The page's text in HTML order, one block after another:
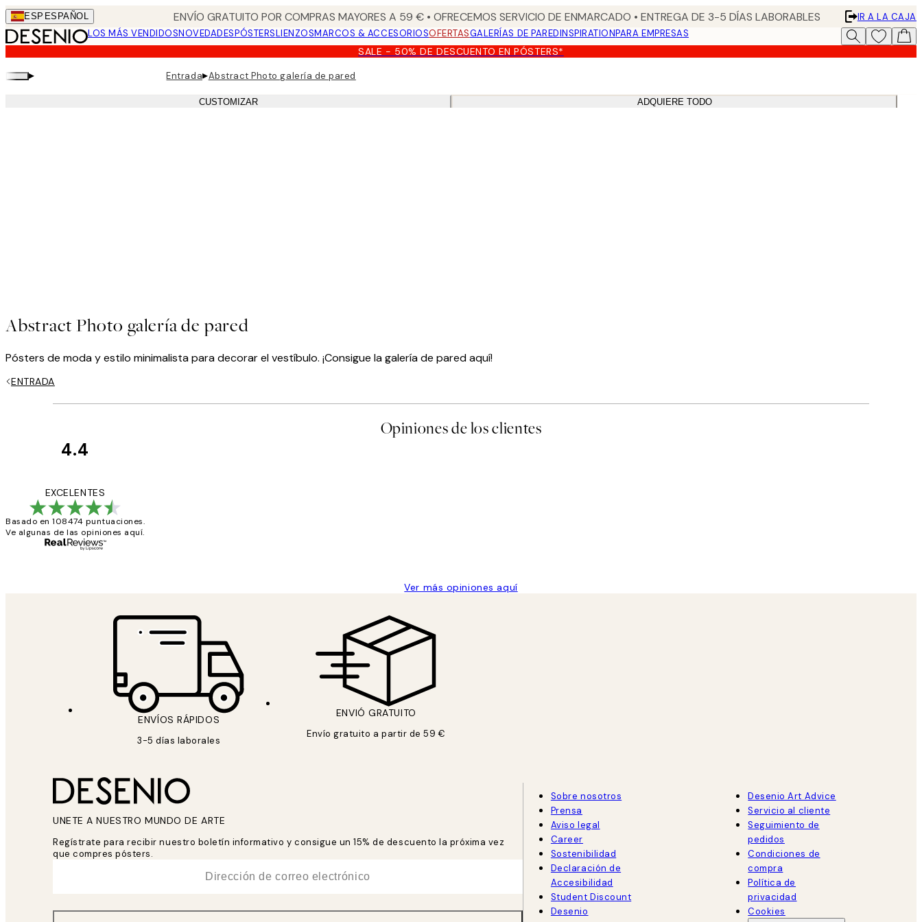
Skip
to
main
content.
ESP ESPAÑOL ENVÍO GRATUITO POR COMPRAS MAYORES A 59 € • OFRECEMOS SERVICIO DE ENMARCADO • ENTREGA DE 3-5 DÍAS LABORABLES
IR A LA CAJA
LOS MÁS VENDIDOSNOVEDADESPÓSTERSLIENZOSMARCOS & ACCESORIOSOFERTASGALERÍAS DE PAREDINSPIRATIONPARA EMPRESAS
SALE - 50% DE DESCUENTO EN PÓSTERS*
▸ Entrada▸Abstract Photo galería de pared
CUSTOMIZAR ADQUIERE TODO
Abstract Photo galería de pared
Pósters de moda y estilo minimalista para decorar el vestíbulo. ¡Consigue la galería de pared aquí!
ENTRADA
Opiniones de los clientes
4.4
EXCELENTES
Basado en 108474 puntuaciones.
Ve algunas de las opiniones aquí.
Ver más opiniones aquí
ENVÍOS RÁPIDOS
3-5 días laborales
ENVIÓ GRATUITO
Envío gratuito a partir de 59 €
UNETE A NUESTRO MUNDO DE ARTE
Regístrate para recibir nuestro boletín informativo y consigue un 15% de descuento la próxima vez
que compres pósters.
Sobre nosotros
Prensa
Aviso legal
Career
Sostenibilidad
Declaración de
Accesibilidad
Student Discount
Desenio
Desenio Art Advice
Servicio al cliente
Seguimiento de
pedidos
Condiciones de
compra
Política de
privacidad
Cookies